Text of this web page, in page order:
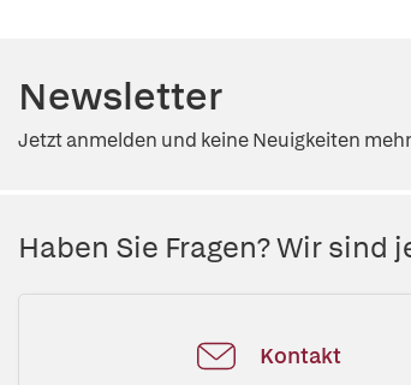
Newsletter
Jetzt anmelden und keine Neuigkeiten
Haben Sie Fragen? Wir sind
Kontakt